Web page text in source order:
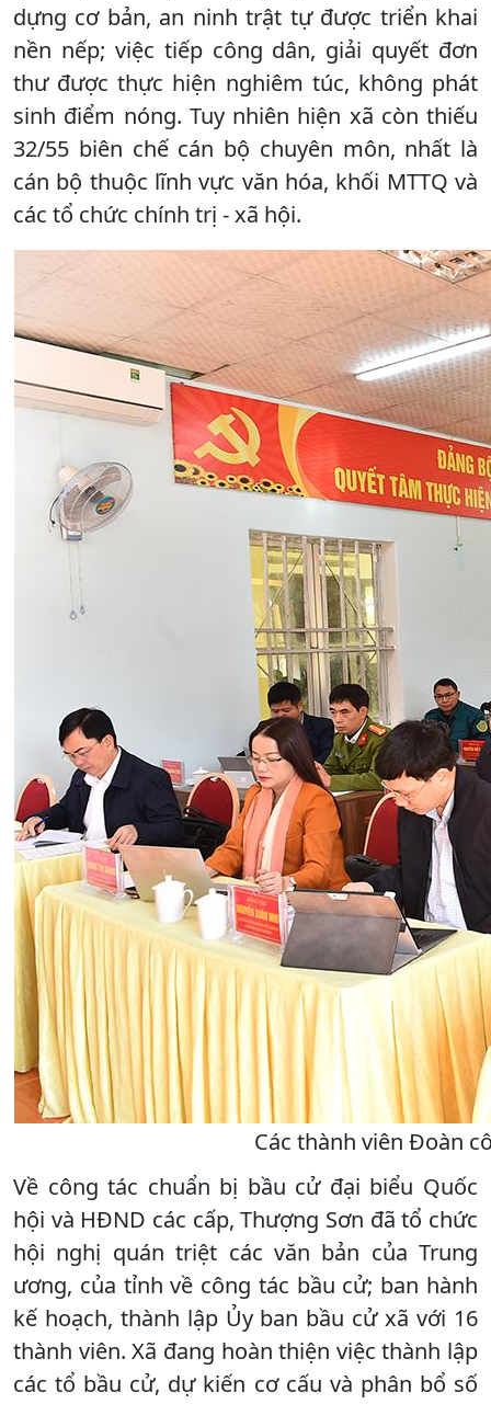
dựng cơ bản, an ninh trật tự được triển khai
nền nếp; việc tiếp công dân, giải quyết đơn
thư được thực hiện nghiêm túc, không phát
sinh điểm nóng. Tuy nhiên hiện xã còn thiếu
32/55 biên chế cán bộ chuyên môn, nhất là
cán bộ thuộc lĩnh vực văn hóa, khối MTTQ và
các tổ chức chính trị - xã hội.
Các thành viên Đoàn
Về công tác chuẩn bị bầu cử đại biểu Quốc
hội và HĐND các cấp, Thượng Sơn đã tổ chức
hội nghị quán triệt các văn bản của Trung
ương, của tỉnh về công tác bầu cử; ban hành
kế hoạch, thành lập Ủy ban bầu cử xã với 16
thành viên. Xã đang hoàn thiện việc thành lập
các tổ bầu cử, dự kiến cơ cấu và phân bổ số